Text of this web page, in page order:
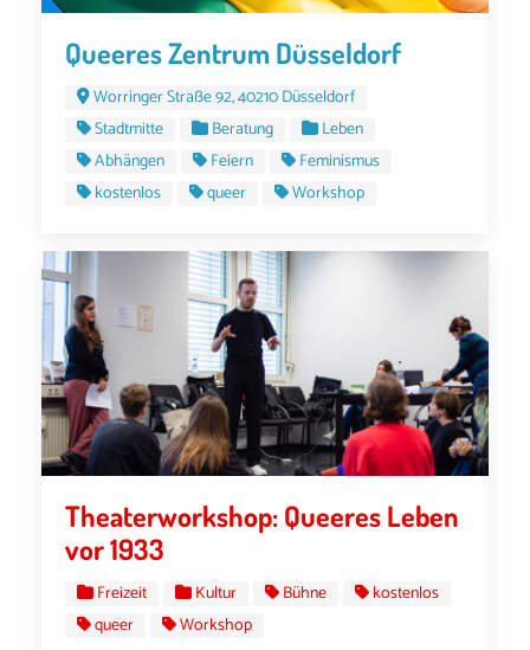
Queeres Zentrum Düsseldorf
Worringer Straße 92, 40210 Düsseldorf
Stadtmitte
Beratung
Leben
Abhängen
Feiern
Feminismus
kostenlos
queer Workshop
Theaterworkshop: Queeres Leben
vor 1933
Freizeit Kultur Bühne
kostenlos
queer
Workshop